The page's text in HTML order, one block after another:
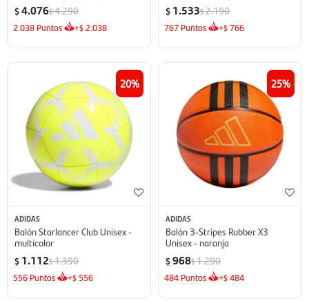
$4.076$4.290
2.038 Puntos +$ 2.038
$ 1.533$2.190
767 Puntos +$766
20
ADIDAS
Balón Starlancer Club Unisex -
multicolor
$ 1.112$1.390
556 Puntos +$ 556
25
ADIDAS
Balón 3-Stripes Rubber X3
Unisex - naranja
$968$1.290
484 Puntos +$484